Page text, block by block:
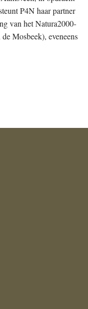
P4N haar partner
van het Natura2000-
Mosbeek), eveneens